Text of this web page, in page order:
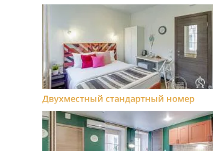
Двухместный стандартный номер